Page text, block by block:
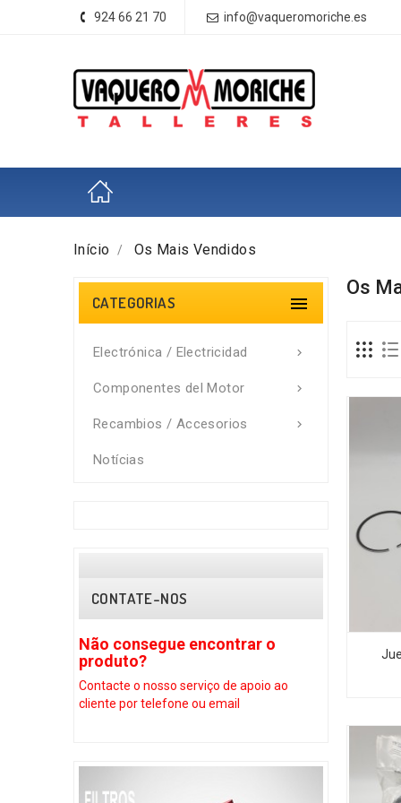
924 66 21 70 info@vaqueromoriche.es
Início Os Mais Vendidos
CATEGORIAS 

Electrónica / Electricidad

Componentes del Motor

Recambios / Accesorios
Notícias
CONTATE-NOS
Não consegue encontrar o
produto?
Contacte o nosso serviçode apoio ao
cliente por telefone ou email
produto?
Os